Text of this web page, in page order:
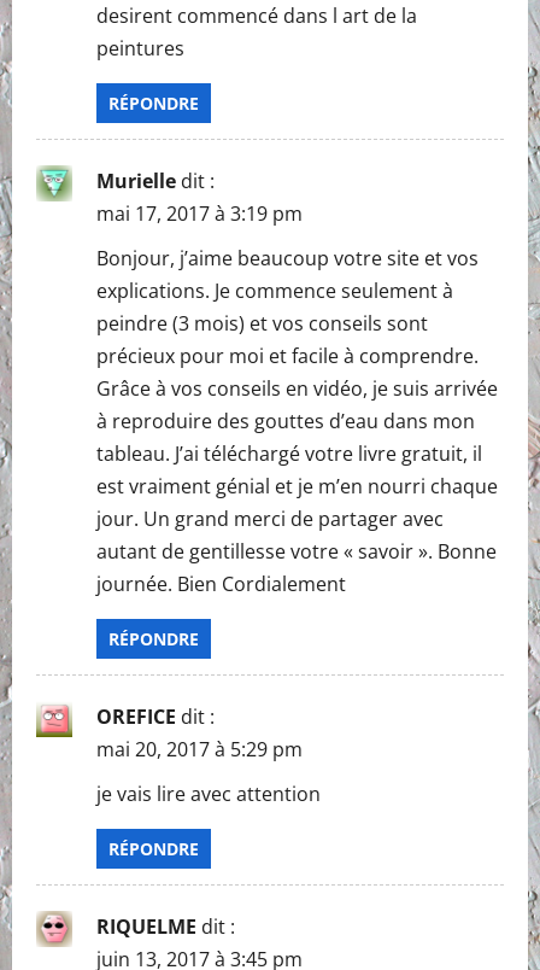
desirent commencé dans l art de la
peintures
RÉPONDRE
Murielle dit :
mai 17, 2017 à 3:19 pm
Bonjour, j’aime beaucoup votre site et vos
explications. Je commence seulement à
peindre (3 mois) et vos conseils sont
précieux pour moi et facile à comprendre.
Grâce à vos conseils en vidéo, je suis arrivée
à reproduire des gouttes d’eau dans mon
tableau. J’ai téléchargé votre livre gratuit, il
est vraiment génial et je m’en nourri chaque
jour. Un grand merci de partager avec
autant de gentillesse votre « savoir ». Bonne
journée. Bien Cordialement
RÉPONDRE
OREFICE dit :
mai 20, 2017 à 5:29 pm
je vais lire avec attention
RÉPONDRE
RIQUELME dit :
juin 13, 2017 à 3:45 pm